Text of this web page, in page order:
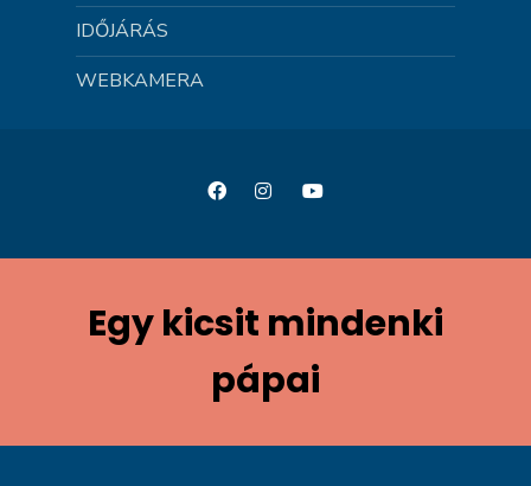
IDŐJÁRÁS
WEBKAMERA
Egy kicsit mindenki
pápai